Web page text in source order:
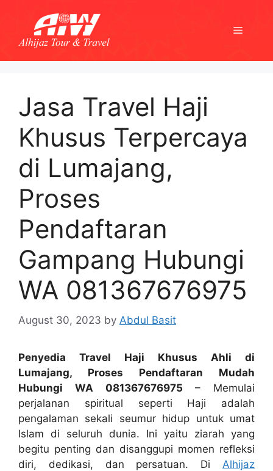
content
Menu
Jasa Travel Haji
Khusus Terpercaya
di Lumajang,
Proses
Pendaftaran
Gampang Hubungi
WA 081367676975
August 30, 2023 by Abdul Basit
Penyedia Travel Haji Khusus Ahli di
Lumajang, Proses Pendaftaran Mudah
Hubungi WA 081367676975 – Memulai
perjalanan spiritual seperti Haji adalah
pengalaman sekali seumur hidup untuk umat
Islam di seluruh dunia. Ini yaitu ziarah yang
begitu penting dan disanggupi momen refleksi
diri, dedikasi, dan persatuan. Di Alhijaz